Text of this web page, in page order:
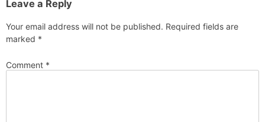
Leave a Reply
Your email address will not be published. Required fields are
marked *
Comment *